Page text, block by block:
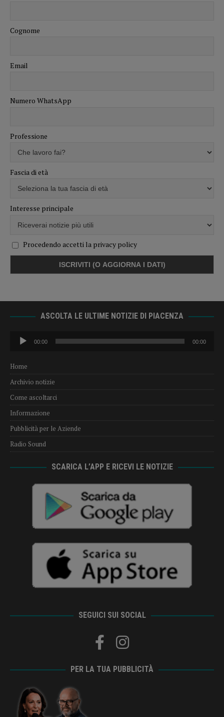
Cognome
Email
Numero WhatsApp
Professione
Fascia di età
Interesse principale
Procedendo accetti la privacy policy
ASCOLTA LE ULTIME NOTIZIE DI PIACENZA
Audio
Player
00:00 00:00
Home
Archivio notizie
Come ascoltarci
Informazione
Pubblicità per le Aziende
Radio Sound
SCARICA L’APP E RICEVI LE NOTIZIE
SEGUICI SUI SOCIAL
PER LA TUA PUBBLICITÀ